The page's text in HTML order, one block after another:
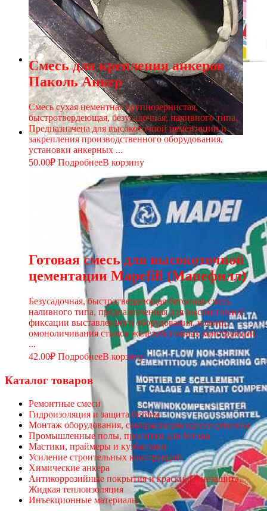
Смесь для крепления анкеров
Паколь Анкер
Смесь сухая цементная крупнозернистая,
быстротвердеющая, безусадочная, наливного типа.
Предназначена для высокоточной цементации и
закрепления производственного оборудования,
установки анкерных ...
50.00₽ ПодробнееВ корзину
Готовая смесь для высокоточной
цементации Mapefill (Мапефилл)
Безусадочная, быстротвердеющая бетонная смесь
наливного типа, предназначенная для высокоточной
фиксации выставленного оборудования, колонн,
омоноличивания стыков железобетонных конструкций.
...
42.00₽ ПодробнееВ корзину
Каталог товаров
Ремонтные смеси
Гидроизоляция и защита бетона
Монтаж оборудования, саморасширяющиеся цементы
Промышленные полы, пропитки для бетона
Мастики, праймеры и кузбаслаки
Усиление строительных конструкций
Химические анкера
Антикоррозийные покрытия и краски, Огнезащита,
Жидкая теплоизоляция
Инъекционные материалы